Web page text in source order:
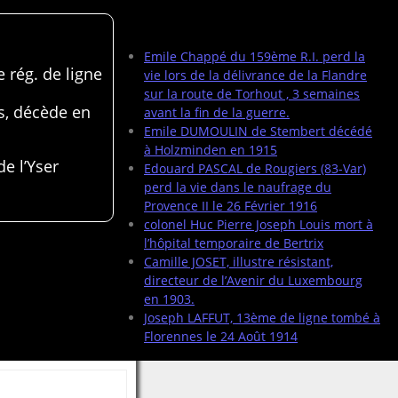
Emile Chappé du 159ème R.I. perd la
vie lors de la délivrance de la Flandre
sur la route de Torhout , 3 semaines
avant la fin de la guerre.
Emile DUMOULIN de Stembert décédé
à Holzminden en 1915
Edouard PASCAL de Rougiers (83-Var)
perd la vie dans le naufrage du
Provence II le 26 Février 1916
colonel Huc Pierre Joseph Louis mort à
l’hôpital temporaire de Bertrix
Camille JOSET, illustre résistant,
directeur de l’Avenir du Luxembourg
en 1903.
Joseph LAFFUT, 13ème de ligne tombé à
Florennes le 24 Août 1914
rég. de ligne
décède en
l’Yser